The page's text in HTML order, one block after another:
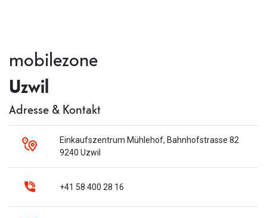
mobilezone
Uzwil
Adresse & Kontakt
Einkaufszentrum Mühlehof, Bahnhofstrasse 82
9240 Uzwil
+41 58 400 28 16